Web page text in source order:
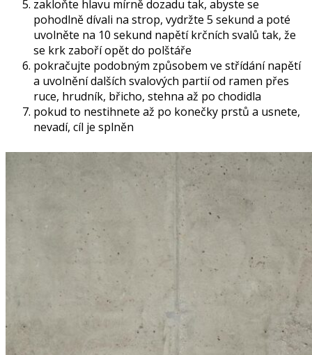
zakloňte hlavu mírně dozadu tak, abyste se
pohodlně dívali na strop, vydržte 5 sekund a poté
uvolněte na 10 sekund napětí krčních svalů tak, že
se krk zaboří opět do polštáře
pokračujte podobným způsobem ve střídání napětí
a uvolnění dalších svalových partií od ramen přes
ruce, hrudník, břicho, stehna až po chodidla
pokud to nestihnete až po konečky prstů a usnete,
nevadí, cíl je splněn